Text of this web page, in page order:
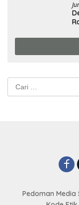
Cari
untuk:
Pedoman Media